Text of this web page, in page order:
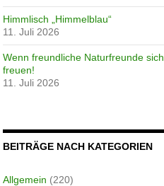
Himmlisch „Himmelblau“
11. Juli 2026
Wenn freundliche Naturfreunde sich
freuen!
11. Juli 2026
BEITRÄGE NACH KATEGORIEN
Allgemein (220)